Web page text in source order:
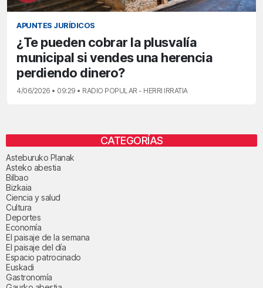
APUNTES JURÍDICOS
¿Te pueden cobrar la plusvalía
municipal si vendes una herencia
perdiendo dinero?
4/06/2026 • 09:29 • RADIO POPULAR - HERRI IRRATIA
CATEGORÍAS
Asteburuko Planak
Asteko abestia
Bilbao
Bizkaia
Ciencia y salud
Cultura
Deportes
Economía
El paisaje de la semana
El paisaje del día
Espacio patrocinado
Euskadi
Gastronomía